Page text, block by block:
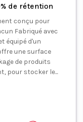
de rétention
conçu pour
Fabriqué avec
équipé d'un
une surface
de produits
pour stocker le...